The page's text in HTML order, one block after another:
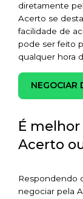
diretamente
Acerto se
facilidade de
pode ser feito
qualquer hora
NEGOCIAR
É
Acerto
Respondendo
negociar pela